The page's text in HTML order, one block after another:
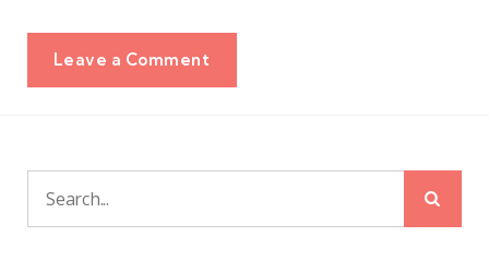
Leave a Comment
Search
for: